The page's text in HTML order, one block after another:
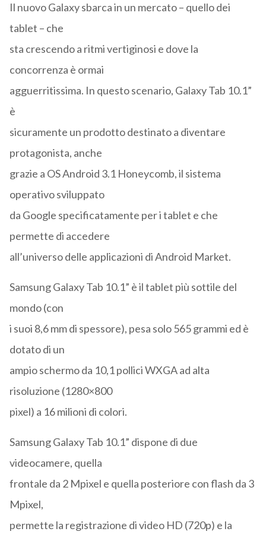
Il nuovo Galaxy sbarca in un mercato – quello dei
tablet – che
sta crescendo a ritmi vertiginosi e dove la
concorrenza è ormai
agguerritissima. In questo scenario, Galaxy Tab 10.1”
è
sicuramente un prodotto destinato a diventare
protagonista, anche
grazie a OS Android 3.1 Honeycomb, il sistema
operativo sviluppato
da Google specificatamente per i tablet e che
permette di accedere
all’universo delle applicazioni di Android Market.
Samsung Galaxy Tab 10.1” è il tablet più sottile del
mondo (con
i suoi 8,6 mm di spessore), pesa solo 565 grammi ed è
dotato di un
ampio schermo da 10,1 pollici WXGA ad alta
risoluzione (1280×800
pixel) a 16 milioni di colori.
Samsung Galaxy Tab 10.1” dispone di due
videocamere, quella
frontale da 2 Mpixel e quella posteriore con flash da 3
Mpixel,
permette la registrazione di video HD (720p) e la